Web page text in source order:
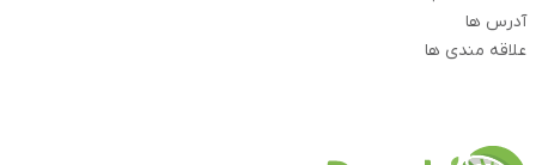
آدرس ها
علاقه مندی ها